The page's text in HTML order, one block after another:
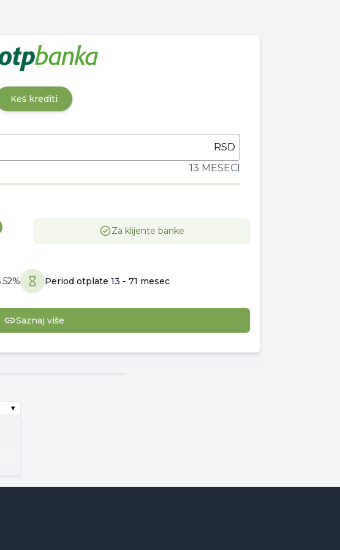
Keš krediti
RSD
13 MESECI
Za klijente banke
% Period otplate 13 - 71 mesec
Saznaj više
▾
▾